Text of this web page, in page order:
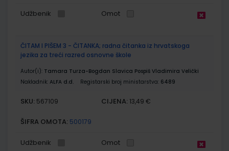
Udžbenik Omot
ČITAM I PIŠEM 3 - ČITANKA; radna čitanka iz hrvatskoga
jezika za treći razred osnovne škole
Autor(i): Tamara Turza-Bogdan Slavica Pospiš Vladimira Velički
Nakladnik: ALFA d.d. Registarski broj ministarstva: 6489
SKU: 567109 CIJENA: 13,49 €
ŠIFRA OMOTA: 500179
Udžbenik Omot